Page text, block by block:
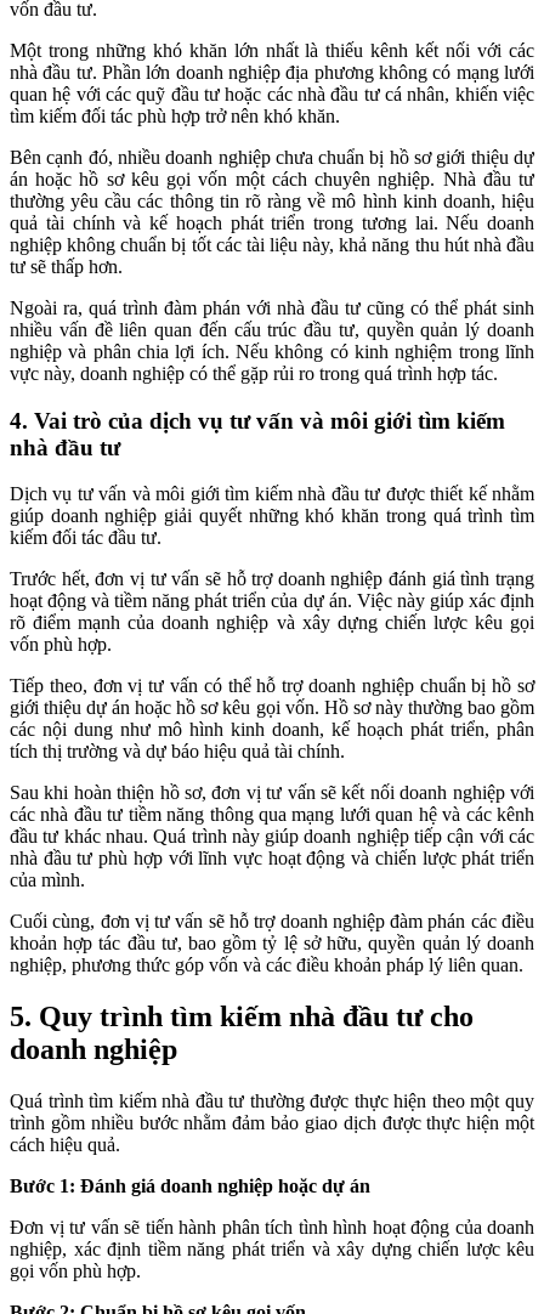
vốn đầu tư.
Một trong những khó khăn lớn nhất là thiếu kênh kết nối với các
nhà đầu tư. Phần lớn doanh nghiệp địa phương không có mạng lưới
quan hệ với các quỹ đầu tư hoặc các nhà đầu tư cá nhân, khiến việc
tìm kiếm đối tác phù hợp trở nên khó khăn.
Bên cạnh đó, nhiều doanh nghiệp chưa chuẩn bị hồ sơ giới thiệu dự
án hoặc hồ sơ kêu gọi vốn một cách chuyên nghiệp. Nhà đầu tư
thường yêu cầu các thông tin rõ ràng về mô hình kinh doanh, hiệu
quả tài chính và kế hoạch phát triển trong tương lai. Nếu doanh
nghiệp không chuẩn bị tốt các tài liệu này, khả năng thu hút nhà đầu
tư sẽ thấp hơn.
Ngoài ra, quá trình đàm phán với nhà đầu tư cũng có thể phát sinh
nhiều vấn đề liên quan đến cấu trúc đầu tư, quyền quản lý doanh
nghiệp và phân chia lợi ích. Nếu không có kinh nghiệm trong lĩnh
vực này, doanh nghiệp có thể gặp rủi ro trong quá trình hợp tác.
4. Vai trò của dịch vụ tư vấn và môi giới tìm kiếm
nhà đầu tư
Dịch vụ tư vấn và môi giới tìm kiếm nhà đầu tư được thiết kế nhằm
giúp doanh nghiệp giải quyết những khó khăn trong quá trình tìm
kiếm đối tác đầu tư.
Trước hết, đơn vị tư vấn sẽ hỗ trợ doanh nghiệp đánh giá tình trạng
hoạt động và tiềm năng phát triển của dự án. Việc này giúp xác định
rõ điểm mạnh của doanh nghiệp và xây dựng chiến lược kêu gọi
vốn phù hợp.
Tiếp theo, đơn vị tư vấn có thể hỗ trợ doanh nghiệp chuẩn bị hồ sơ
giới thiệu dự án hoặc hồ sơ kêu gọi vốn. Hồ sơ này thường bao gồm
các nội dung như mô hình kinh doanh, kế hoạch phát triển, phân
tích thị trường và dự báo hiệu quả tài chính.
Sau khi hoàn thiện hồ sơ, đơn vị tư vấn sẽ kết nối doanh nghiệp với
các nhà đầu tư tiềm năng thông qua mạng lưới quan hệ và các kênh
đầu tư khác nhau. Quá trình này giúp doanh nghiệp tiếp cận với các
nhà đầu tư phù hợp với lĩnh vực hoạt động và chiến lược phát triển
của mình.
Cuối cùng, đơn vị tư vấn sẽ hỗ trợ doanh nghiệp đàm phán các điều
khoản hợp tác đầu tư, bao gồm tỷ lệ sở hữu, quyền quản lý doanh
nghiệp, phương thức góp vốn và các điều khoản pháp lý liên quan.
5. Quy trình tìm kiếm nhà đầu tư cho
doanh nghiệp
Quá trình tìm kiếm nhà đầu tư thường được thực hiện theo một quy
trình gồm nhiều bước nhằm đảm bảo giao dịch được thực hiện một
cách hiệu quả.
Bước 1: Đánh giá doanh nghiệp hoặc dự án
Đơn vị tư vấn sẽ tiến hành phân tích tình hình hoạt động của doanh
nghiệp, xác định tiềm năng phát triển và xây dựng chiến lược kêu
gọi vốn phù hợp.